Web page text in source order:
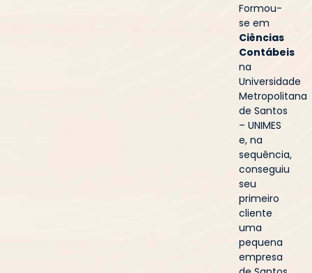
Formou-
se em
Ciências
Contábeis
na
Universidade
Metropolitana
de Santos
– UNIMES
e, na
sequência,
conseguiu
seu
primeiro
cliente
uma
pequena
empresa